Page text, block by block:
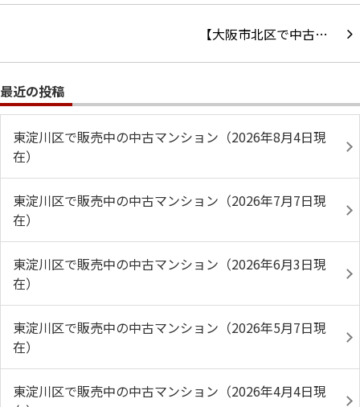
【大阪市北区で中古…
最近の投稿
東淀川区で販売中の中古マンション（2026年8月4日現
在）
東淀川区で販売中の中古マンション（2026年7月7日現
在）
東淀川区で販売中の中古マンション（2026年6月3日現
在）
東淀川区で販売中の中古マンション（2026年5月7日現
在）
東淀川区で販売中の中古マンション（2026年4月4日現